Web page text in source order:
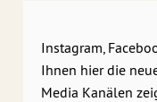
Instagram,
Ihnen hier die
Media Kanälen